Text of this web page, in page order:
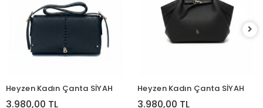
Heyzen Kadın Çanta SİYAH
3.980,00 TL
Heyzen Kadın Çanta SİYAH
3.980,00 TL